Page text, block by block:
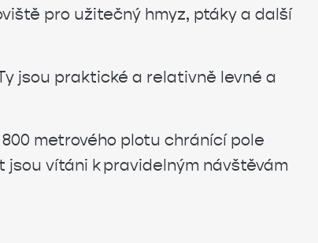
pro užitečný hmyz, ptáky a další
jsou praktické a relativně levné a
metrového plotu chránící pole
vítáni k pravidelným návštěvám